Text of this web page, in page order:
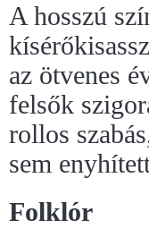
A hosszú
az ötvenes
felsők
rollos
sem
Folklór